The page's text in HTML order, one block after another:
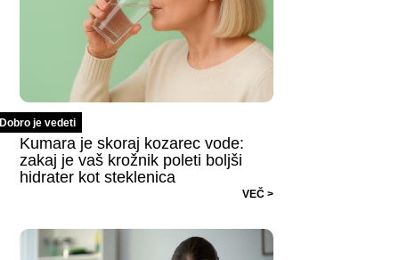
Dobro je vedeti
Kumara je skoraj kozarec vode:
zakaj je vaš krožnik poleti boljši
hidrater kot steklenica
VEČ >